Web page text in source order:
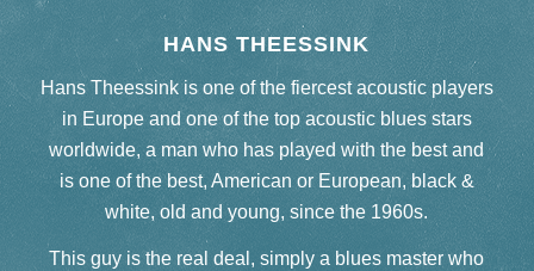
HANS THEESSINK
Hans Theessink is one of the fiercest acoustic players
in Europe and one of the top acoustic blues stars
worldwide, a man who has played with the best and
is one of the best, American or European, black &
white, old and young, since the 1960s.
This guy is the real deal, simply a blues master who